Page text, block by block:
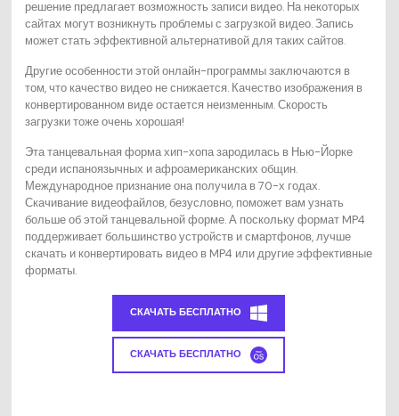
решение предлагает возможность записи видео. На некоторых
сайтах могут возникнуть проблемы с загрузкой видео. Запись
может стать эффективной альтернативой для таких сайтов.
Другие особенности этой онлайн-программы заключаются в
том, что качество видео не снижается. Качество изображения в
конвертированном виде остается неизменным. Скорость
загрузки тоже очень хорошая!
Эта танцевальная форма хип-хопа зародилась в Нью-Йорке
среди испаноязычных и афроамериканских общин.
Международное признание она получила в 70-х годах.
Скачивание видеофайлов, безусловно, поможет вам узнать
больше об этой танцевальной форме. А поскольку формат MP4
поддерживает большинство устройств и смартфонов, лучше
скачать и конвертировать видео в MP4 или другие эффективные
форматы.
СКАЧАТЬ БЕСПЛАТНО
СКАЧАТЬ БЕСПЛАТНО